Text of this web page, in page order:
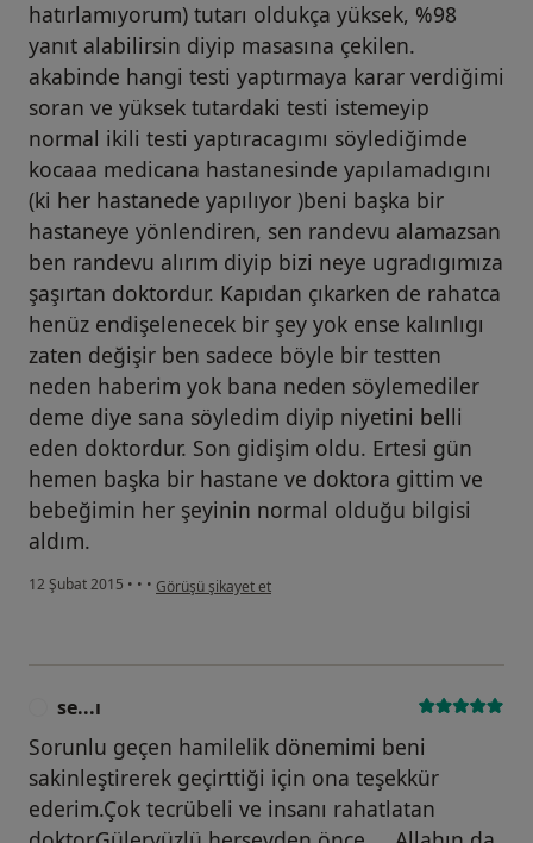
hatırlamıyorum) tutarı oldukça yüksek, %98
yanıt alabilirsin diyip masasına çekilen.
akabinde hangi testi yaptırmaya karar verdiğimi
soran ve yüksek tutardaki testi istemeyip
normal ikili testi yaptıracagımı söylediğimde
kocaaa medicana hastanesinde yapılamadıgını
(ki her hastanede yapılıyor )beni başka bir
hastaneye yönlendiren, sen randevu alamazsan
ben randevu alırım diyip bizi neye ugradıgımıza
şaşırtan doktordur. Kapıdan çıkarken de rahatca
henüz endişelenecek bir şey yok ense kalınlıgı
zaten değişir ben sadece böyle bir testten
neden haberim yok bana neden söylemediler
deme diye sana söyledim diyip niyetini belli
eden doktordur. Son gidişim oldu. Ertesi gün
hemen başka bir hastane ve doktora gittim ve
bebeğimin her şeyinin normal olduğu bilgisi
aldım.
12 Şubat 2015 • • • kullanıcının görüşüne göre he...i
Görüşü şikayet et
se...ı
Sorunlu geçen hamilelik dönemimi beni
sakinleştirerek geçirttiği için ona teşekkür
ederim.Çok tecrübeli ve insanı rahatlatan